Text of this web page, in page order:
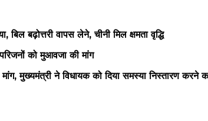
बिल बढ़ोत्तरी वापस लेने, चीनी मिल क्षमता वृद्धि
को मुआवजा की मांग
मुख्यमंत्री ने विधायक को दिया समस्या निस्तारण करने